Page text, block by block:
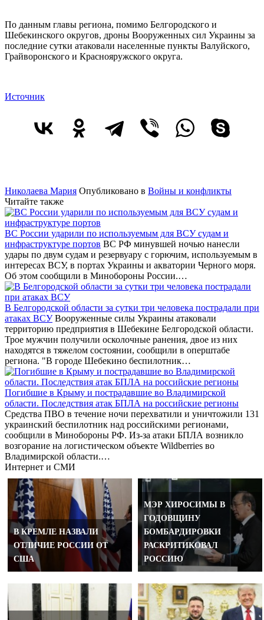
По данным главы региона, помимо Белгородского и
Шебекинского округов, дроны Вооруженных сил Украины за
последние сутки атаковали населенные пункты Валуйского,
Грайворонского и Краснояружского округа.
Источник
Николаева Мария Опубликовано в Войны и конфликты
Читайте также
ВС России ударили по используемым для ВСУ судам и
инфраструктуре портов ВС РФ минувшей ночью нанесли
удары по двум судам и резервуару с горючим, используемым в
интересах ВСУ, в портах Украины и акватории Черного моря.
Об этом сообщили в Минобороны России.…
В Белгородской области за сутки три человека пострадали при
атаках ВСУВооруженные силы Украины атаковали
территорию предприятия в Шебекине Белгородской области.
Трое мужчин получили осколочные ранения, двое из них
находятся в тяжелом состоянии, сообщили в оперштабе
региона. "В городе Шебекино беспилотник…
Погибшие в Крыму и пострадавшие во Владимирской
области. Последствия атак БПЛА на российские регионы
Средства ПВО в течение ночи перехватили и уничтожили 131
украинский беспилотник над российскими регионами,
сообщили в Минобороны РФ. Из-за атаки БПЛА возникло
возгорание на логистическом объекте Wildberries во
Владимирской области.…
Интернет и СМИ
В КРЕМЛЕ НАЗВАЛИ
ОТЛИЧИЕ РОССИИ ОТ
США
МЭР ХИРОСИМЫ В
ГОДОВЩИНУ
БОМБАРДИРОВКИ
РАСКРИТИКОВАЛ
РОССИЮ